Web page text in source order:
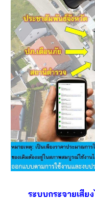
ระบบกระจายเสีย